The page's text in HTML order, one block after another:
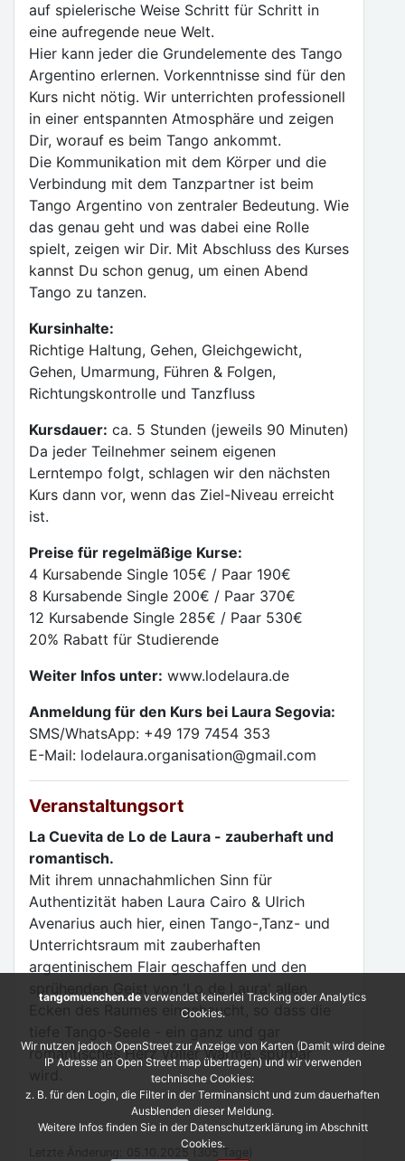
auf spielerische Weise Schritt für Schritt in
eine aufregende neue Welt.
Hier kann jeder die Grundelemente des Tango
Argentino erlernen. Vorkenntnisse sind für den
Kurs nicht nötig. Wir unterrichten professionell
in einer entspannten Atmosphäre und zeigen
Dir, worauf es beim Tango ankommt.
Die Kommunikation mit dem Körper und die
Verbindung mit dem Tanzpartner ist beim
Tango Argentino von zentraler Bedeutung. Wie
das genau geht und was dabei eine Rolle
spielt, zeigen wir Dir. Mit Abschluss des Kurses
kannst Du schon genug, um einen Abend
Tango zu tanzen.
Kursinhalte:
Richtige Haltung, Gehen, Gleichgewicht,
Gehen, Umarmung, Führen & Folgen,
Richtungskontrolle und Tanzfluss
Kursdauer: ca. 5 Stunden (jeweils 90 Minuten)
Da jeder Teilnehmer seinem eigenen
Lerntempo folgt, schlagen wir den nächsten
Kurs dann vor, wenn das Ziel-Niveau erreicht
ist.
Preise für regelmäßige Kurse:
4 Kursabende Single 105€ / Paar 190€
8 Kursabende Single 200€ / Paar 370€
12 Kursabende Single 285€ / Paar 530€
20% Rabatt für Studierende
Weiter Infos unter: www.lodelaura.de
Anmeldung für den Kurs bei Laura Segovia:
SMS/WhatsApp: +49 179 7454 353
E-Mail: lodelaura.organisation@gmail.com
Veranstaltungsort
La Cuevita de Lo de Laura - zauberhaft und
romantisch.
Mit ihrem unnachahmlichen Sinn für
Authentizität haben Laura Cairo & Ulrich
Avenarius auch hier, einen Tango-,Tanz- und
Unterrichtsraum mit zauberhaften
argentinischem Flair geschaffen und den
sprühenden Geist von 'Lo de Laura' allen
Ecken des Raumes eingehaucht, so dass die
romantisches Herz voller Wärme, spürbar
Letzte Änderung: 05.10.2025 (305 Tage)
tangomuenchen.de verwendet keinerlei Tracking oder Analytics
Cookies.
Wir nutzen jedoch OpenStreet zur Anzeige von Karten (Damit wird deine
IP Adresse an Open Street map übertragen) und wir verwenden
technische Cookies:
z. B. für den Login, die Filter in der Terminansicht und zum dauerhaften
Ausblenden dieser Meldung.
Weitere Infos finden Sie in der Datenschutzerklärung im Abschnitt
Cookies.